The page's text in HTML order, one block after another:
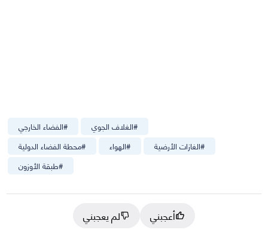
#الفضاء الخارجي #الغلاف الجوي
#محطة الفضاء الدولية #الهواء #الغازات الأرضية
#طبقة الأوزون
أعجبني
لم يعجبني